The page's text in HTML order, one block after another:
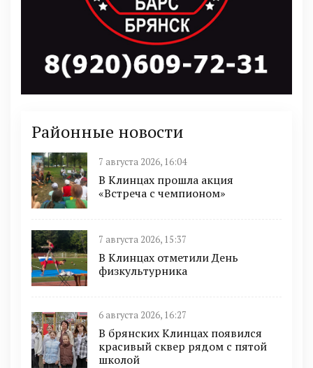
Районные новости
7 августа 2026, 16:04
В Клинцах прошла акция
«Встреча с чемпионом»
7 августа 2026, 15:37
В Клинцах отметили День
физкультурника
6 августа 2026, 16:27
В брянских Клинцах появился
красивый сквер рядом с пятой
школой